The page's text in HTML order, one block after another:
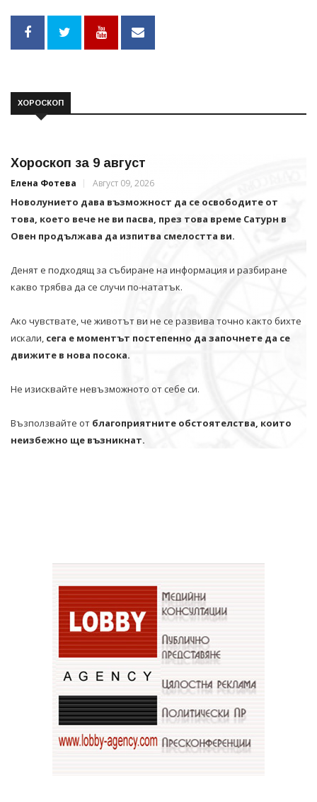
ХОРОСКОП
Хороскоп за 9 август
Елена Фотева Август 09, 2026
Новолунието дава възможност да се освободите от
това, което вече не ви пасва, през това време Сатурн в
Овен продължава да изпитва смелостта ви.
Денят е подходящ за събиране на информация и разбиране
какво трябва да се случи по-нататък.
Ако чувствате, че животът ви не се развива точно както бихте
искали, сега е моментът постепенно да започнете да се
движите в нова посока.
Не изисквайте невъзможното от себе си.
Възползвайте от благоприятните обстоятелства, които
неизбежно ще възникнат.